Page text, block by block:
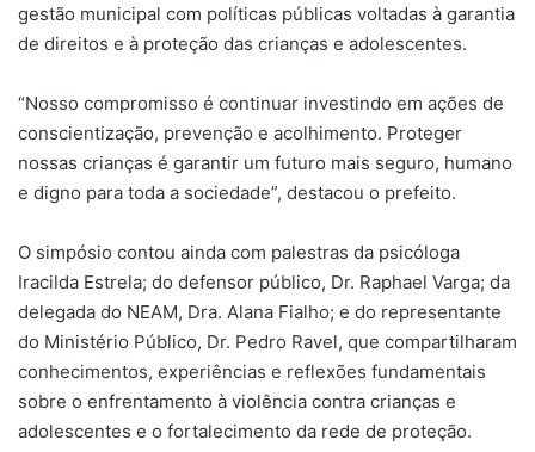
gestão municipal com políticas públicas voltadas à garantia
de direitos e à proteção das crianças e adolescentes.
“Nosso compromisso é continuar investindo em ações de
conscientização, prevenção e acolhimento. Proteger
nossas crianças é garantir um futuro mais seguro, humano
e digno para toda a sociedade”, destacou o prefeito.
O simpósio contou ainda com palestras da psicóloga
Iracilda Estrela; do defensor público, Dr. Raphael Varga; da
delegada do NEAM, Dra. Alana Fialho; e do representante
do Ministério Público, Dr. Pedro Ravel, que compartilharam
conhecimentos, experiências e reflexões fundamentais
sobre o enfrentamento à violência contra crianças e
adolescentes e o fortalecimento da rede de proteção.